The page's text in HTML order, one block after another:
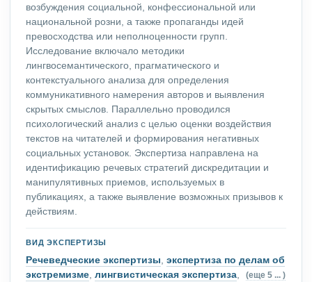
возбуждения социальной, конфессиональной или
национальной розни, а также пропаганды идей
превосходства или неполноценности групп.
Исследование включало методики
лингвосемантического, прагматического и
контекстуального анализа для определения
коммуникативного намерения авторов и выявления
скрытых смыслов. Параллельно проводился
психологический анализ с целью оценки воздействия
текстов на читателей и формирования негативных
социальных установок. Экспертиза направлена на
идентификацию речевых стратегий дискредитации и
манипулятивных приемов, используемых в
публикациях, а также выявление возможных призывов к
действиям.
ВИД ЭКСПЕРТИЗЫ
Речеведческие экспертизы, экспертиза по делам об
экстремизме, лингвистическая экспертиза, (еще 5 ... )